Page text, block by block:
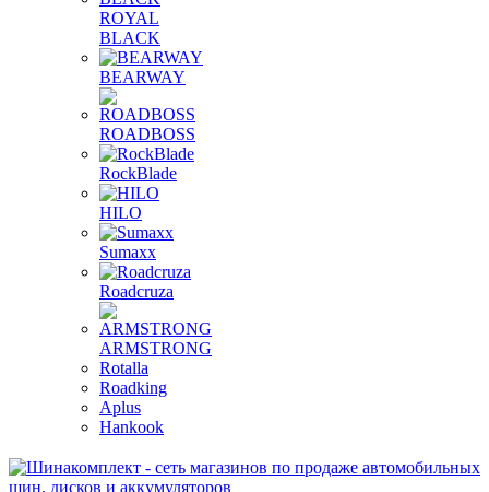
ROYAL
BLACK
BEARWAY
ROADBOSS
RockBlade
HILO
Sumaxx
Roadcruza
ARMSTRONG
Rotalla
Roadking
Aplus
Hankook